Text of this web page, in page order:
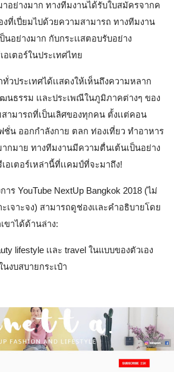
อย่างมาก ทางทีมงานได้รับใบสมัครจากค
งที่เปี่ยมไปด้วยความสามารถ ทางทีมงาน
นอย่างมาก กับกระเเสตอบรับอย่าง
เตอร์ในประเทศไทย
วประเทศได้เเสดงให้เห็นถึงความหลาก
นธรรม เเละประเพณีในภูมิภาคต่างๆ ของ
สามารถที่เป็นเลิศของทุกคน ตั้งเเต่คอน
ชั่น ออกกำลังกาย ตลก ท่องเที่ยว ทำอาหาร
ากมาย ทางทีมงานมีความตื่นเต้นเป็นอย่าง
อเตอร์เหล่านี้ที่เเคมป์ที่จะมาถึง!
ร YouTube NextUp Bangkok 2018 (ไม่
เจาะจง) สามารถดูช่องเเละคำอธิบายโดย
ขาได้ด้านล่าง:
lifestyle เเละ travel ในแบบของตัวเอง
งบสบายกระเป๋า